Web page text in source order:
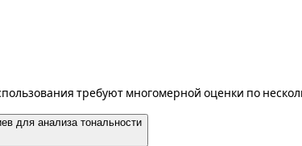
требуют многомерной оценки по
для анализа тональности